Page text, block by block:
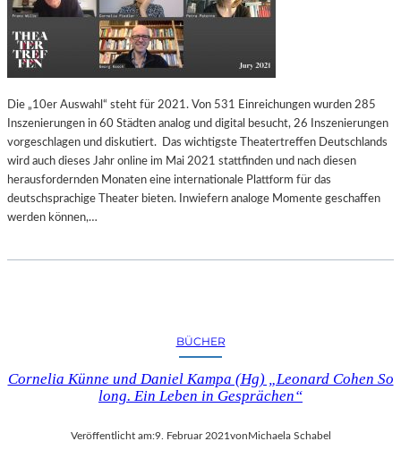
Die „10er Auswahl“ steht für 2021. Von 531 Einreichungen wurden 285
Inszenierungen in 60 Städten analog und digital besucht, 26 Inszenierungen
vorgeschlagen und diskutiert. Das wichtigste Theatertreffen Deutschlands
wird auch dieses Jahr online im Mai 2021 stattfinden und nach diesen
herausfordernden Monaten eine internationale Plattform für das
deutschsprachige Theater bieten. Inwiefern analoge Momente geschaffen
werden können,…
BÜCHER
Cornelia Künne und Daniel Kampa (Hg) „Leonard Cohen So
long. Ein Leben in Gesprächen“
Veröffentlicht am:9. Februar 2021vonMichaela Schabel